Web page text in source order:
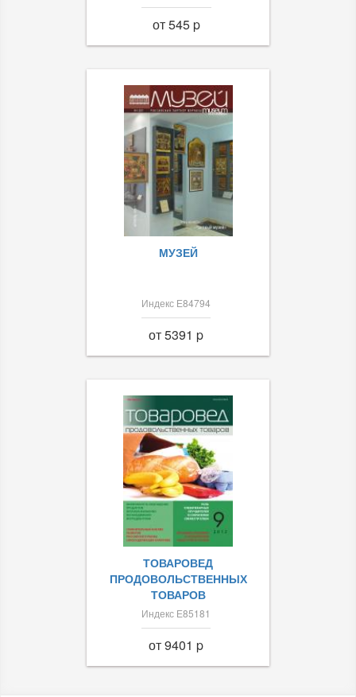
от 545 p
МУЗЕЙ
Индекс Е84794
от 5391 p
ТОВАРОВЕД
ПРОДОВОЛЬСТВЕННЫХ
ТОВАРОВ
Индекс Е85181
от 9401 p